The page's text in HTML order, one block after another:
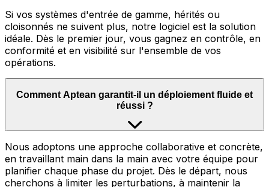
Si vos systèmes d'entrée de gamme, hérités ou
cloisonnés ne suivent plus, notre logiciel est la solution
idéale. Dès le premier jour, vous gagnez en contrôle, en
conformité et en visibilité sur l'ensemble de vos
opérations.
Comment Aptean garantit-il un déploiement fluide et
réussi ?
Nous adoptons une approche collaborative et concrète,
en travaillant main dans la main avec votre équipe pour
planifier chaque phase du projet. Dès le départ, nous
cherchons à limiter les perturbations, à maintenir la